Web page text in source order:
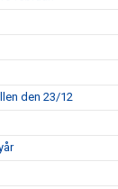
den 23/12